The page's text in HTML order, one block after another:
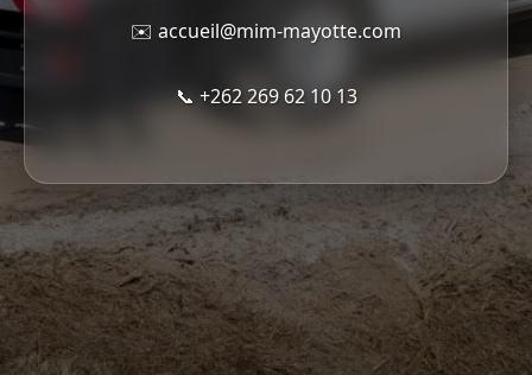
✉️ accueil@mim-mayotte.com
📞 +262 269 62 10 13